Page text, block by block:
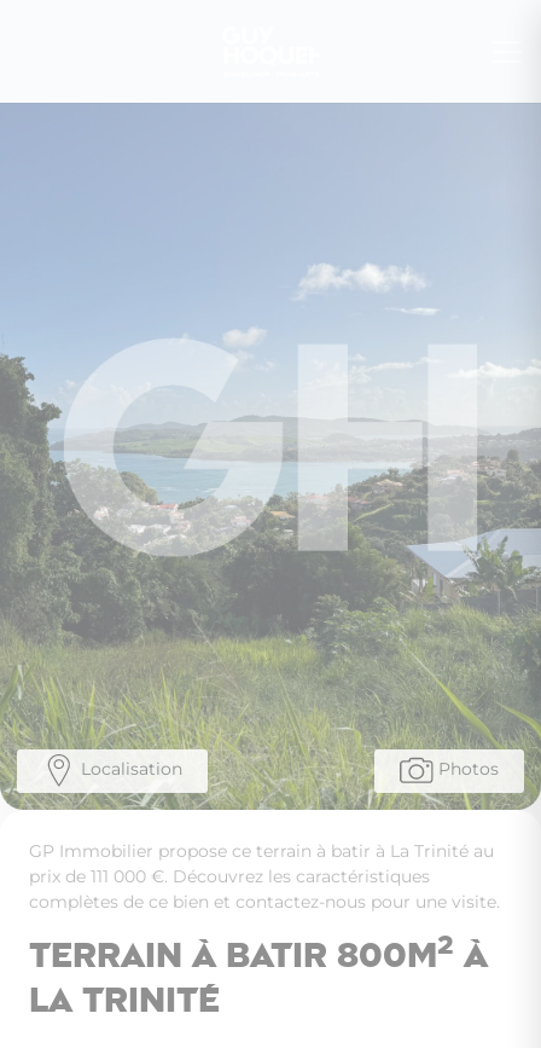
Photos
Localisation
GP Immobilier propose ce terrain à batir à La Trinité au
prix de 111 000 €. Découvrez les caractéristiques
complètes de ce bien et contactez-nous pour une visite.
Terrain à batir 800m 2 à
La Trinité